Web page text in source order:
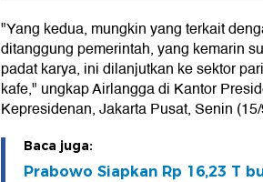
"Yang kedua, mungkin yang terkait
ditanggung pemerintah, yang kemarin
padat karya, ini dilanjutkan ke sektor
kafe," ungkap Airlangga di Kantor
Kepresidenan, Jakarta Pusat, Senin
Baca juga:
Prabowo Siapkan Rp 16,23 T